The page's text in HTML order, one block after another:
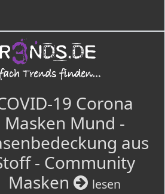
19 Corona
Masken Mund -
aus
- Community
Masken
lesen